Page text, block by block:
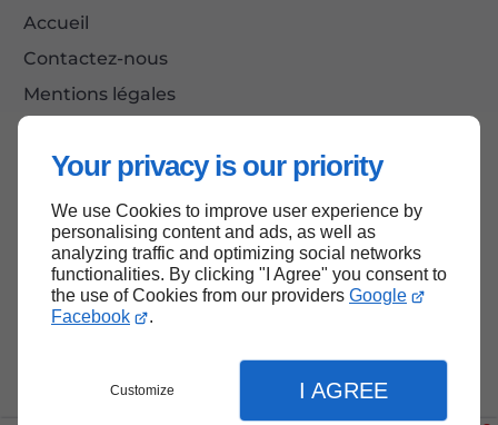
Your privacy is our priority
We use Cookies to improve user experience by
personalising content and ads, as well as
analyzing traffic and optimizing social networks
functionalities. By clicking "I Agree" you consent to
the use of Cookies from our providers Google
Facebook
.
Customize I AGREE
Accueil
Contactez-nous
Mentions légales
Haut de page